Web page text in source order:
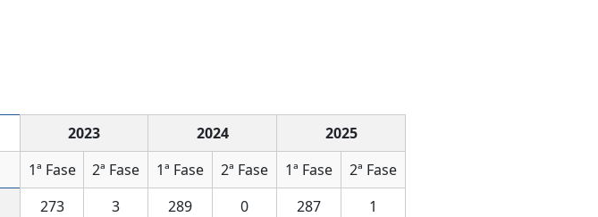
2023 2024
2025
1ª Fase
2ª Fase 1ª Fase 2ª Fase 1ª Fase
2ª Fase
273 3 289 0 287
1